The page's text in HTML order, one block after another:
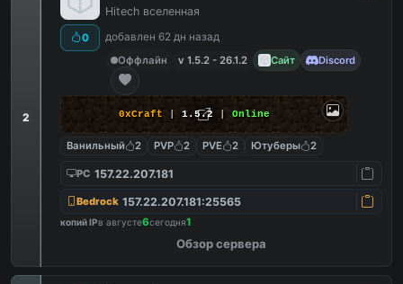
2
0
Hitech вселенная
добавлен 62 дн назад
Оффлайн
v 1.5.2 - 26.1.2 Сайт Discord
0xCraft | 1.5.2 | Online
Ванильный 2 PVP 2 PVE 2 Ютуберы 2
PC 157.22.207.181
Bedrock 157.22.207.181:25565
копий IPв августе6сегодня1
Обзор сервера